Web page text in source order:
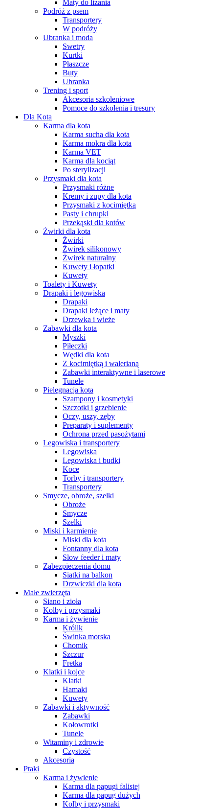
Maty do lizania
Podróż z psem
Transportery
W podróży
Ubranka i moda
Swetry
Kurtki
Płaszcze
Buty
Ubranka
Trening i sport
Akcesoria szkoleniowe
Pomoce do szkolenia i tresury
Dla Kota
Karma dla kota
Karma sucha dla kota
Karma mokra dla kota
Karma VET
Karma dla kociąt
Po sterylizacji
Przysmaki dla kota
Przysmaki różne
Kremy i zupy dla kota
Przysmaki z kocimiętką
Pasty i chrupki
Przekąski dla kotów
Żwirki dla kota
Żwirki
Żwirek silikonowy
Żwirek naturalny
Kuwety i łopatki
Kuwety
Toalety i Kuwety
Drapaki i legowiska
Drapaki
Drapaki leżące i maty
Drzewka i wieże
Zabawki dla kota
Myszki
Piłeczki
Wędki dla kota
Z kocimiętką i walerianą
Zabawki interaktywne i laserowe
Tunele
Pielęgnacja kota
Szampony i kosmetyki
Szczotki i grzebienie
Oczy, uszy, zęby
Preparaty i suplementy
Ochrona przed pasożytami
Legowiska i transportery
Legowiska
Legowiska i budki
Koce
Torby i transportery
Transportery
Smycze, obroże, szelki
Obroże
Smycze
Szelki
Miski i karmienie
Miski dla kota
Fontanny dla kota
Slow feeder i maty
Zabezpieczenia domu
Siatki na balkon
Drzwiczki dla kota
Małe zwierzęta
Siano i zioła
Kolby i przysmaki
Karma i żywienie
Królik
Świnka morska
Chomik
Szczur
Fretka
Klatki i kojce
Klatki
Hamaki
Kuwety
Zabawki i aktywność
Zabawki
Kołowrotki
Tunele
Witaminy i zdrowie
Czystość
Akcesoria
Ptaki
Karma i żywienie
Karma dla papugi falistej
Karma dla papug dużych
Kolby i przysmaki